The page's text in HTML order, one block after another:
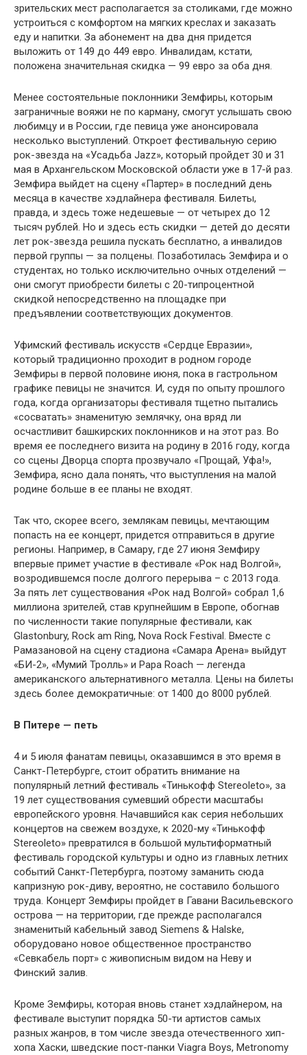
зрительских мест располагается за столиками, где можно
устроиться с комфортом на мягких креслах и заказать
еду и напитки. За абонемент на два дня придется
выложить от 149 до 449 евро. Инвалидам, кстати,
положена значительная скидка — 99 евро за оба дня.
Менее состоятельные поклонники Земфиры, которым
заграничные вояжи не по карману, смогут услышать свою
любимцу и в России, где певица уже анонсировала
несколько выступлений. Откроет фестивальную серию
рок-звезда на «Усадьба Jazz», который пройдет 30 и 31
мая в Архангельском Московской области уже в 17-й раз.
Земфира выйдет на сцену «Партер» в последний день
месяца в качестве хэдлайнера фестиваля. Билеты,
правда, и здесь тоже недешевые — от четырех до 12
тысяч рублей. Но и здесь есть скидки — детей до десяти
лет рок-звезда решила пускать бесплатно, а инвалидов
первой группы — за полцены. Позаботилась Земфира и о
студентах, но только исключительно очных отделений —
они смогут приобрести билеты с 20-типроцентной
скидкой непосредственно на площадке при
предъявлении соответствующих документов.
Уфимский фестиваль искусств «Сердце Евразии»,
который традиционно проходит в родном городе
Земфиры в первой половине июня, пока в гастрольном
графике певицы не значится. И, судя по опыту прошлого
года, когда организаторы фестиваля тщетно пытались
«сосватать» знаменитую землячку, она вряд ли
осчастливит башкирских поклонников и на этот раз. Во
время ее последнего визита на родину в 2016 году, когда
со сцены Дворца спорта прозвучало «Прощай, Уфа!»,
Земфира, ясно дала понять, что выступления на малой
родине больше в ее планы не входят.
Так что, скорее всего, землякам певицы, мечтающим
попасть на ее концерт, придется отправиться в другие
регионы. Например, в Самару, где 27 июня Земфиру
впервые примет участие в фестивале «Рок над Волгой»,
возродившемся после долгого перерыва – с 2013 года.
За пять лет существования «Рок над Волгой» собрал 1,6
миллиона зрителей, став крупнейшим в Европе, обогнав
по численности такие популярные фестивали, как
Glastonbury, Rock am Ring, Nova Rock Festival. Вместе с
Рамазановой на сцену стадиона «Самара Арена» выйдут
«БИ-2», «Мумий Тролль» и Papa Roach — легенда
американского альтернативного металла. Цены на билеты
здесь более демократичные: от 1400 до 8000 рублей.
В Питере — петь
4 и 5 июля фанатам певицы, оказавшимся в это время в
Санкт-Петербурге, стоит обратить внимание на
популярный летний фестиваль «Тинькофф Stereoleto», за
19 лет существования сумевший обрести масштабы
европейского уровня. Начавшийся как серия небольших
концертов на свежем воздухе, к 2020-му «Тинькофф
Stereoleto» превратился в большой мультиформатный
фестиваль городской культуры и одно из главных летних
событий Санкт-Петербурга, поэтому заманить сюда
капризную рок-диву, вероятно, не составило большого
труда. Концерт Земфиры пройдет в Гавани Васильевского
острова — на территории, где прежде располагался
знаменитый кабельный завод Siemens & Halske,
оборудовано новое общественное пространство
«Севкабель порт» с живописным видом на Неву и
Финский залив.
Кроме Земфиры, которая вновь станет хэдлайнером, на
фестивале выступит порядка 50-ти артистов самых
разных жанров, в том числе звезда отечественного хип-
хопа Хаски, шведские пост-панки Viagra Boys, Metronomy